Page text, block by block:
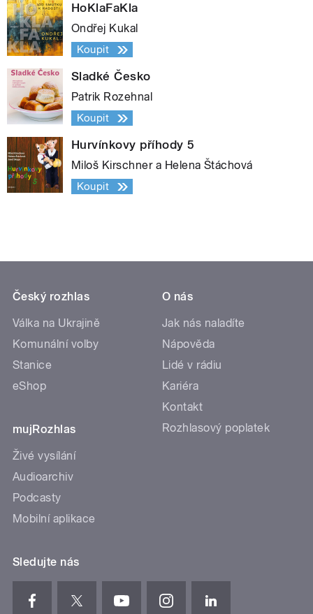
HoKlaFaKla
Ondřej Kukal
Koupit
Sladké Česko
Patrik Rozehnal
Koupit
Hurvínkovy příhody 5
Miloš Kirschner a Helena Štáchová
Koupit
Český rozhlas
Válka na Ukrajině
Komunální volby
Stanice
eShop
mujRozhlas
Živé vysílání
Audioarchiv
Podcasty
Mobilní aplikace
O nás
Jak nás naladíte
Nápověda
Lidé v rádiu
Kariéra
Kontakt
Rozhlasový poplatek
Sledujte nás